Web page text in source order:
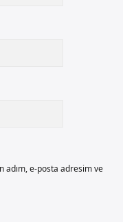
adım, e-posta adresim ve